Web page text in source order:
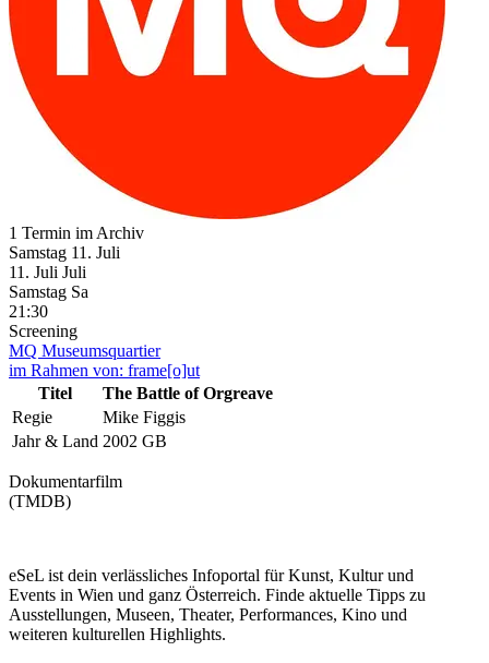
1 Termin im Archiv
Samstag 11. Juli
11. Juli Juli
Samstag Sa
21:30
Screening
MQ Museumsquartier
im Rahmen von: frame[o]ut
Titel
The Battle of Orgreave
Regie
Mike Figgis
Jahr & Land 2002 GB
Dokumentarfilm
(TMDB)
eSeL ist dein verlässliches Infoportal für Kunst, Kultur und
Events in Wien und ganz Österreich. Finde aktuelle Tipps zu
Ausstellungen, Museen, Theater, Performances, Kino und
weiteren kulturellen Highlights.